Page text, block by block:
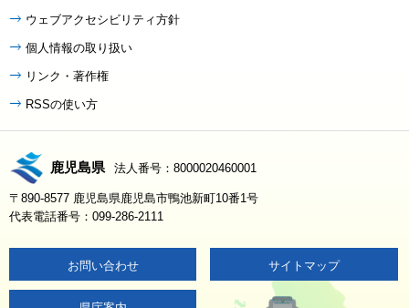
ウェブアクセシビリティ方針
個人情報の取り扱い
リンク・著作権
RSSの使い方
鹿児島県 法人番号：8000020460001
〒890-8577 鹿児島県鹿児島市鴨池新町10番1号
代表電話番号：099-286-2111
お問い合わせ サイトマップ